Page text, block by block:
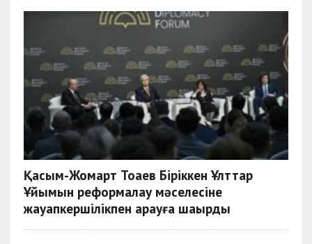
Қасым-Жомарт Тоқаев Біріккен Ұлттар
Ұйымын реформалау мәселесіне
жауапкершілікпен қарауға шақырды